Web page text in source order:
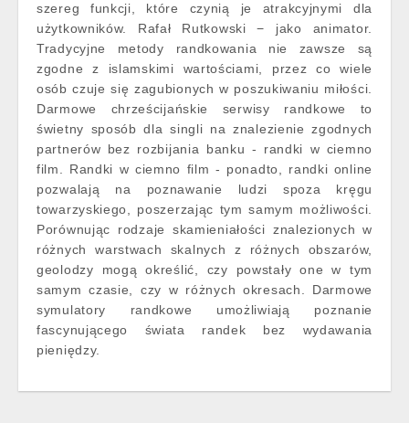
szereg funkcji, które czynią je atrakcyjnymi dla
użytkowników. Rafał Rutkowski − jako animator.
Tradycyjne metody randkowania nie zawsze są
zgodne z islamskimi wartościami, przez co wiele
osób czuje się zagubionych w poszukiwaniu miłości.
Darmowe chrześcijańskie serwisy randkowe to
świetny sposób dla singli na znalezienie zgodnych
partnerów bez rozbijania banku - randki w ciemno
film. Randki w ciemno film - ponadto, randki online
pozwalają na poznawanie ludzi spoza kręgu
towarzyskiego, poszerzając tym samym możliwości.
Porównując rodzaje skamieniałości znalezionych w
różnych warstwach skalnych z różnych obszarów,
geolodzy mogą określić, czy powstały one w tym
samym czasie, czy w różnych okresach. Darmowe
symulatory randkowe umożliwiają poznanie
fascynującego świata randek bez wydawania
pieniędzy.